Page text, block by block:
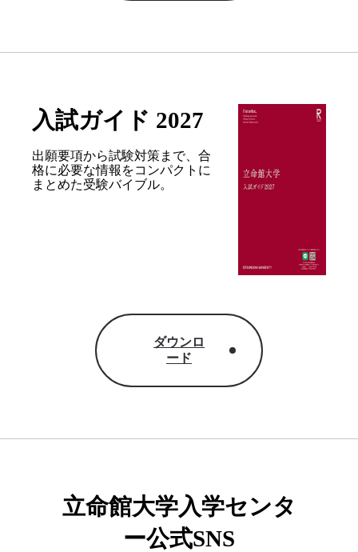
入試ガイド 2027
出願要項から試験対策まで、合
格に必要な情報をコンパクトに
まとめた受験バイブル。
ダウンロ
ード
立命館大学入学センタ
ー公式SNS